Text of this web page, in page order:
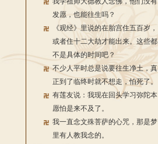
发愿，也能往生吗？
《观经》里说的在胎宫住五百岁，
或者住十二大劫才能出来。这些都
不是具体的时间吧？
不少人平时总是说要往生净土，真
正到了临终时就不想走，怕死了。
有莲友说：我现在回头学习弥陀本
愿怕是来不及了。
我一直念文殊菩萨的心咒，那是梦
里有人教我念的。